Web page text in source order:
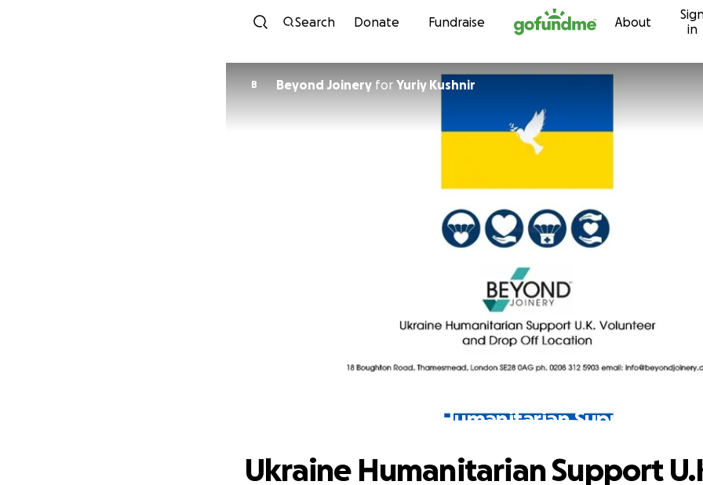
Skip to content
Search Donate Fundraise About
in
B Beyond Joinery for Yuriy Kushnir
Ukraine Humanitarian Support U.K.
Ukraine Humanitarian Support